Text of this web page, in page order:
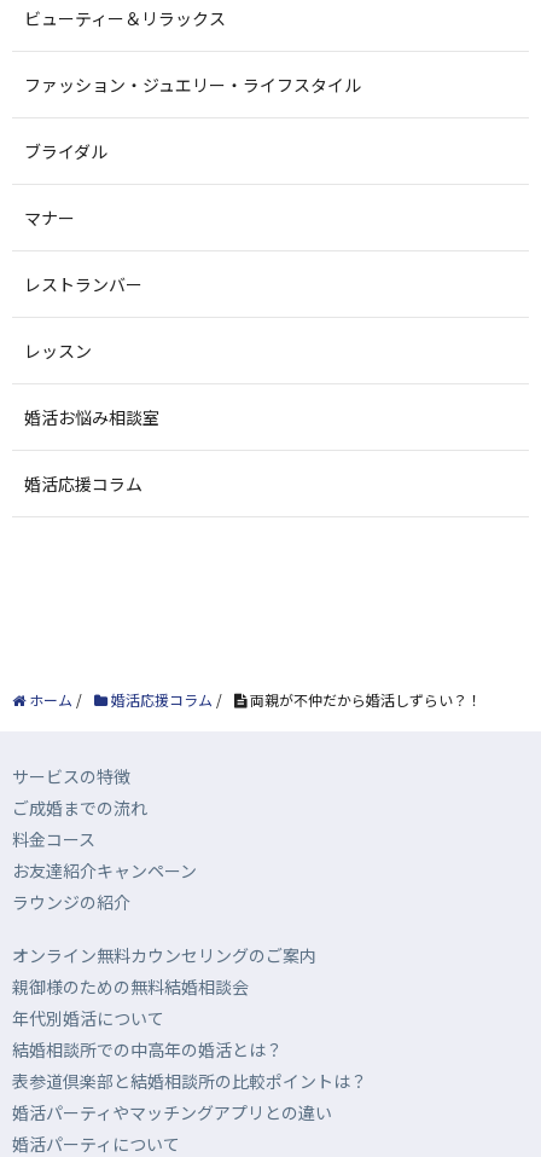
ビューティー＆リラックス
ファッション・ジュエリー・ライフスタイル
ブライダル
マナー
レストランバー
レッスン
婚活お悩み相談室
婚活応援コラム
ホーム / 婚活応援コラム / 両親が不仲だから婚活しずらい？！
サービスの特徴
ご成婚までの流れ
料金コース
お友達紹介キャンペーン
ラウンジの紹介
オンライン無料カウンセリングのご案内
親御様のための無料結婚相談会
年代別婚活について
結婚相談所での中高年の婚活とは？
表参道倶楽部と結婚相談所の比較ポイントは？
婚活パーティやマッチングアプリとの違い
婚活パーティについて